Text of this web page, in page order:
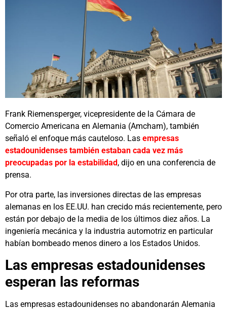
Frank Riemensperger, vicepresidente de la Cámara de
Comercio Americana en Alemania (Amcham), también
señaló el enfoque más cauteloso. Las empresas
estadounidenses también estaban cada vez más
preocupadas por la estabilidad , dijo en una conferencia de
prensa.
Por otra parte, las inversiones directas de las empresas
alemanas en los EE.UU. han crecido más recientemente, pero
están por debajo de la media de los últimos diez años. La
ingeniería mecánica y la industria automotriz en particular
habían bombeado menos dinero a los Estados Unidos.
Las empresas estadounidenses
esperan las reformas
Las empresas estadounidenses no abandonarán Alemania